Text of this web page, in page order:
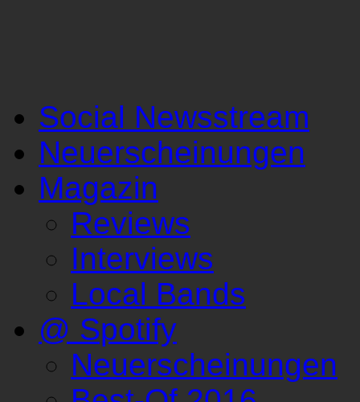
Social Newsstream
Neuerscheinungen
Magazin
Reviews
Interviews
Local Bands
@ Spotify
Neuerscheinungen